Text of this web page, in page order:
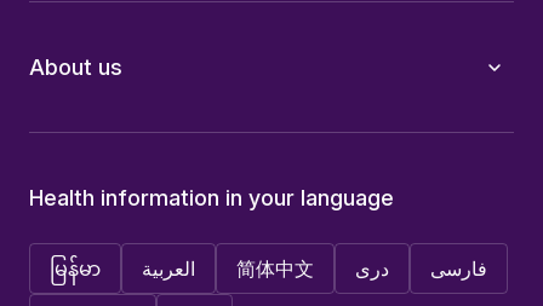
About us
Health information in your language
မြန်မာ العربية 简体中文 دری فارسی